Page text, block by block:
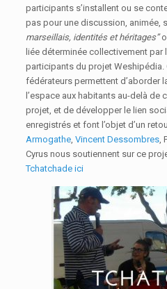
participants s’installent ou se
pas pour une discussion, animée,
marseillais, identités et héritages”
liée déterminée collectivement par
participants du projet Weshipédia.
fédérateurs permettent d’aborder
l’espace aux habitants au-delà de
projet, et de développer le lien
enregistrés et font l’objet d’un
Armogathe,Vincent Dessombres,
Cyrus nous soutiennent sur ce
Tchatchade ici